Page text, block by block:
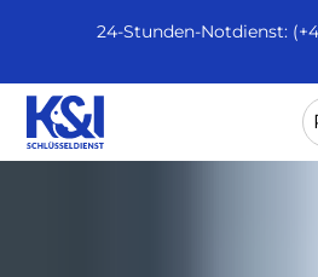
24-Stunden-Notdienst: